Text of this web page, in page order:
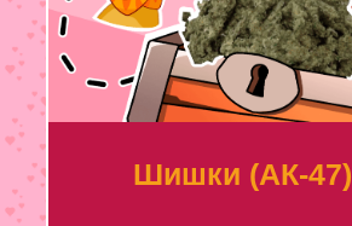
Шишки (АК-47)